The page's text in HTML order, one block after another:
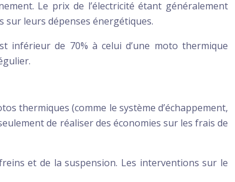
Le prix de l’électricité étant généralement
leurs dépenses énergétiques.
inférieur de 70% à celui d’une moto thermique
thermiques (comme le système d’échappement,
de réaliser des économies sur les frais de
et de la suspension. Les interventions sur le